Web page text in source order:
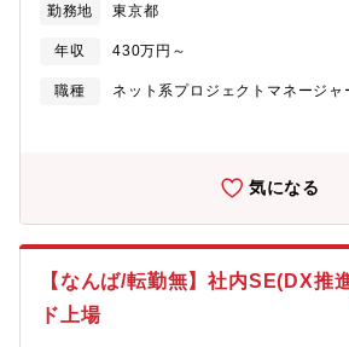
海外向け）サイトの運用・開発 ■自社基幹
ンバーマネジメントおよび育成 ■プロジェ
キルやご経験を生かして、幅広くご活躍い
年々市場規模が大きくなっているリユース
今後は上場も視野に入れているなど成長段
【募集背景】買収した企業との基幹システ
勤務地 東京都
年収 430万円～
職種
ネット系プロジェクトマネージャ
気になる
【なんば/転勤無】社内SE(DX推
ド上場